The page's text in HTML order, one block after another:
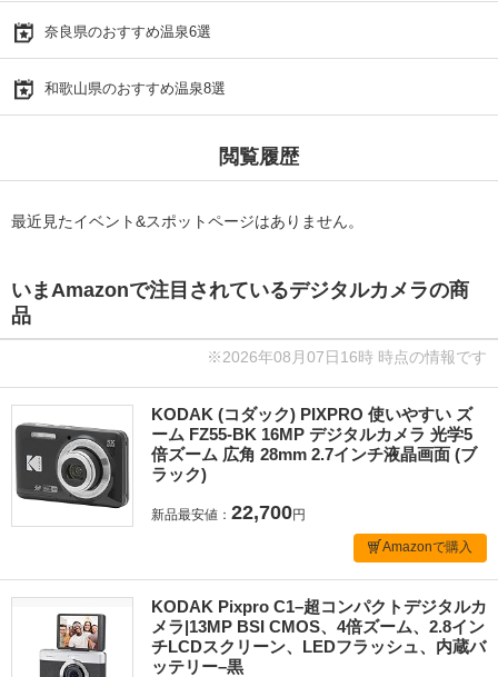
奈良県のおすすめ温泉6選
和歌山県のおすすめ温泉8選
閲覧履歴
最近見たイベント&スポットページはありません。
いまAmazonで注目されているデジタルカメラの商
品
※2026年08月07日16時 時点の情報です
KODAK (コダック) PIXPRO 使いやすい ズ
ーム FZ55-BK 16MP デジタルカメラ 光学5
倍ズーム 広角 28mm 2.7インチ液晶画面 (ブ
ラック)
新品最安値： 22,700円
Amazonで購入
KODAK Pixpro C1–超コンパクトデジタルカ
メラ|13MP BSI CMOS、4倍ズーム、2.8イン
チLCDスクリーン、LEDフラッシュ、内蔵バ
ッテリー–黒